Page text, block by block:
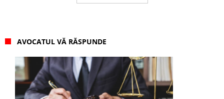
AVOCATUL VĂ RĂSPUNDE